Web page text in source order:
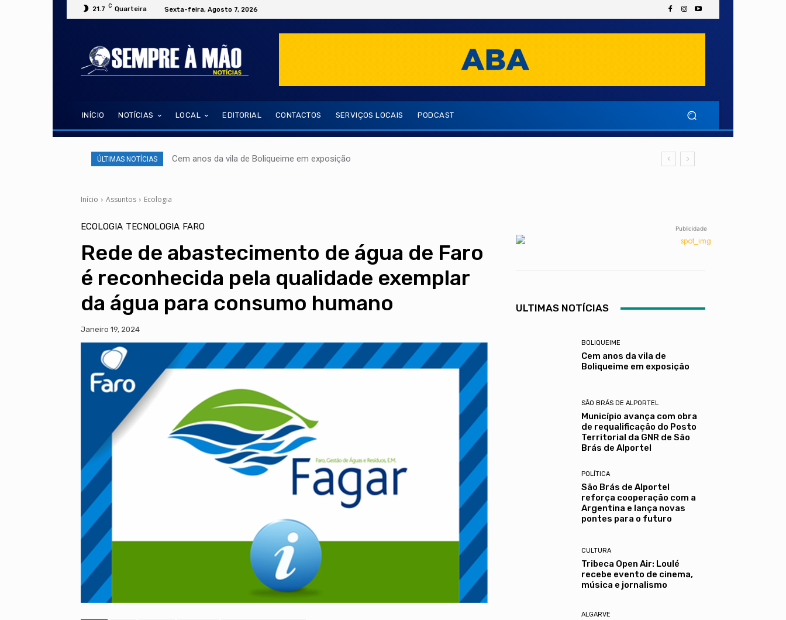
21.7 C Quarteira Sexta-feira, Agosto 7, 2026
INÍCIO NOTÍCIAS LOCAL EDITORIAL CONTACTOS SERVIÇOS LOCAIS PODCAST
ÚLTIMAS NOTÍCIAS Cem anos da vila de Boliqueime em exposição
Início Assuntos Ecologia
ECOLOGIA TECNOLOGIA FARO
Rede de abastecimento de água de Faro
é reconhecida pela qualidade exemplar
da água para consumo humano
Janeiro 19, 2024
Publicidade
ULTIMAS NOTÍCIAS
BOLIQUEIME
Cem anos da vila de
Boliqueime em exposição
SÃO BRÁS DE ALPORTEL
Município avança com obra
de requalificação do Posto
Territorial da GNR de São
Brás de Alportel
POLÍTICA
São Brás de Alportel
reforça cooperação com a
Argentina e lança novas
pontes para o futuro
CULTURA
Tribeca Open Air: Loulé
recebe evento de cinema,
música e jornalismo
ALGARVE